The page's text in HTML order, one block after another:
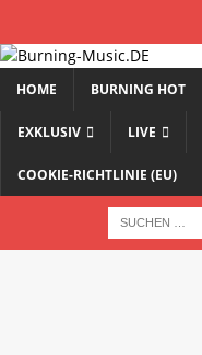
HOME BURNING HOT
EXKLUSIV LIVE
COOKIE-RICHTLINIE (EU)